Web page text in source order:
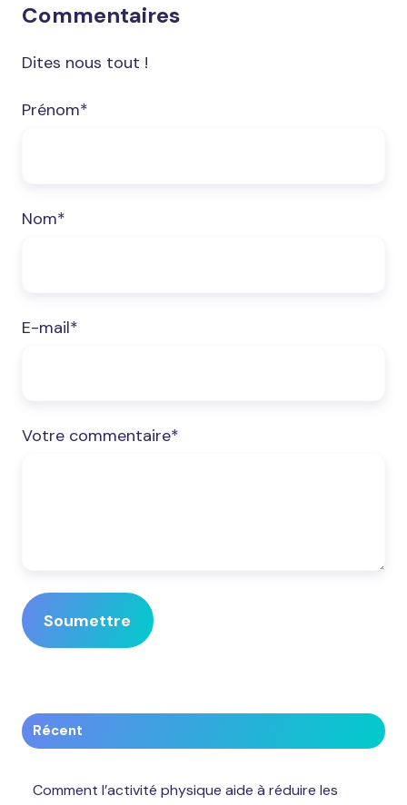
Commentaires
Dites nous tout !
Prénom*
Nom*
E-mail*
Votre commentaire*
Récent
Comment l’activité physique aide à réduire les